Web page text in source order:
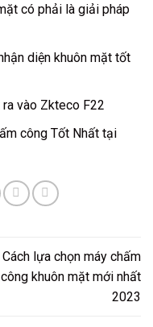
có phải là giải pháp
diện khuôn mặt tốt
vào Zkteco F22
công Tốt Nhất tại
Cách lựa chọn máy chấm
công khuôn mặt mới nhất
2023